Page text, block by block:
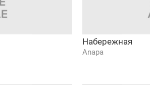
Набережная
Anapa